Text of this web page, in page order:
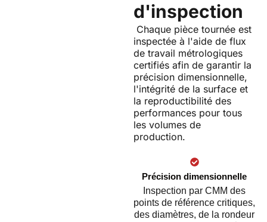
d'inspection
Chaque pièce tournée est
inspectée à l'aide de flux
de travail métrologiques
certifiés afin de garantir la
précision dimensionnelle,
l'intégrité de la surface et
la reproductibilité des
performances pour tous
les volumes de
production.
Précision dimensionnelle
Inspection par CMM des
points de référence critiques,
des diamètres, de la rondeur